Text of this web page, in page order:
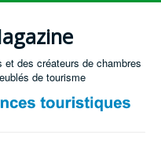
et des créateurs de chambres
de tourisme